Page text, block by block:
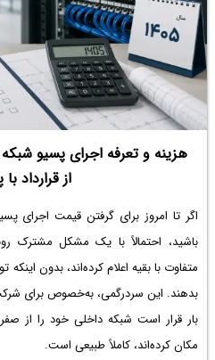
از قرارداد با
اگر تا امروز برای گرفتن قیمت اجرای
باشید، احتمالاً با یک مشکل مشترک
متفاوت با بقیه اعلام کرده‌اند، بدون
بدهند. این سردرگمی، به‌خصوص برای
بار قرار است شبکه داخلی خود را از
مکان کرده‌اند، کاملاً طبیعی است.